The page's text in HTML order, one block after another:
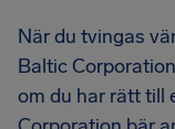
När du tvingas
Baltic
om du har rätt till